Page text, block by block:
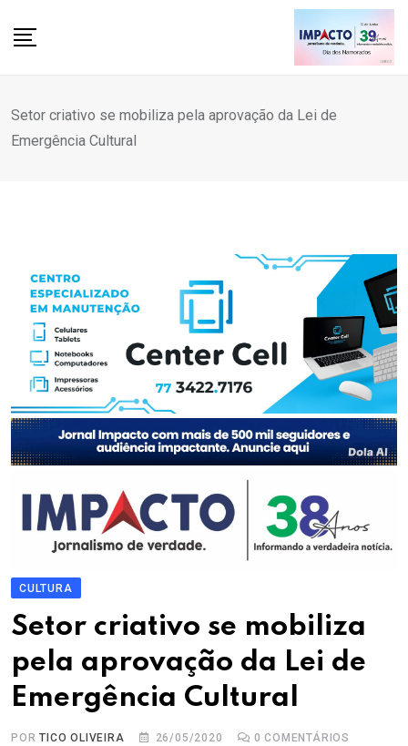
Setor criativo se mobiliza pela aprovação da Lei de
Emergência Cultural
CULTURA
Setor criativo se mobiliza
pela aprovação da Lei de
Emergência Cultural
PORTICO OLIVEIRA 26/05/2020 0 COMENTÁRIOS